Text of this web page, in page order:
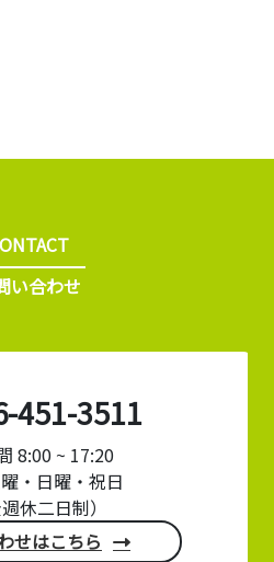
い合わせ
451-3511
8:00 ~ 17:20
・日曜・祝日
週休二日制）
せはこちら